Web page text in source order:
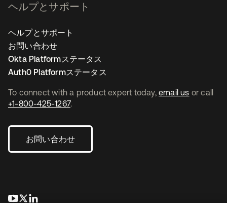
To connect with a product expert today, email us or call
+1-800-425-1267.
お問い合わせ
新しいタブで開く
新しいタブで開く
ヘルプとサポート
ヘルプとサポート
お問い合わせ
Okta Platformステータス
Auth0 Platformステータス